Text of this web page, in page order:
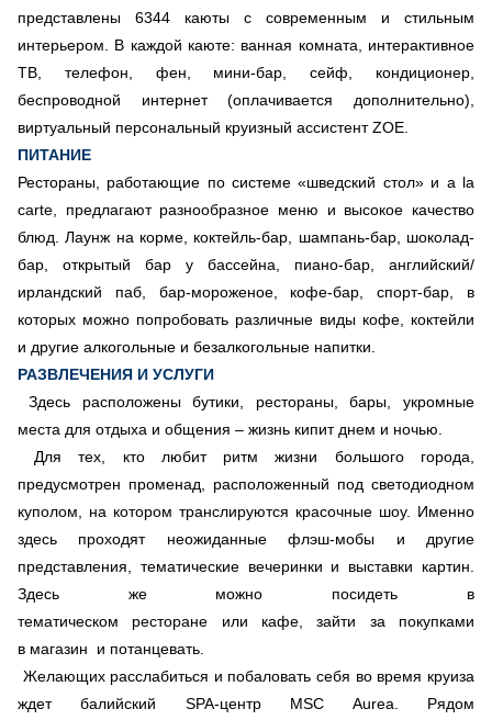
представлены 6344 каюты с современным и стильным
интерьером. В каждой каюте: ванная комната, интерактивное
ТВ, телефон, фен, мини-бар, сейф, кондиционер,
беспроводной интернет (оплачивается дополнительно),
виртуальный персональный круизный ассистент ZOE.
ПИТАНИЕ
Рестораны, работающие по системе «шведский стол» и a la
carte, предлагают разнообразное меню и высокое качество
блюд. Лаунж на корме, коктейль-бар, шампань-бар, шоколад-
бар, открытый бар у бассейна, пиано-бар, английский/
ирландский паб, бар-мороженое, кофе-бар, спорт-бар, в
которых можно попробовать различные виды кофе, коктейли
и другие алкогольные и безалкогольные напитки.
РАЗВЛЕЧЕНИЯ И УСЛУГИ
Здесь расположены бутики, рестораны, бары, укромные
места для отдыха и общения – жизнь кипит днем и ночью.
Для тех, кто любит ритм жизни большого города,
предусмотрен променад, расположенный под светодиодном
куполом, на котором транслируются красочные шоу. Именно
здесь проходят неожиданные флэш-мобы и другие
представления, тематические вечеринки и выставки картин.
Здесь же можно посидеть в
тематическом ресторане или кафе, зайти за покупками
в магазин и потанцевать.
Желающих расслабиться и побаловать себя во время круиза
ждет балийский SPA-центр MSC Aurea. Рядом